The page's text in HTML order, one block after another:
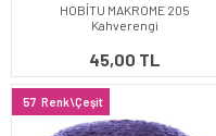
HOBİTU MAKROME 205
Kahverengi
45,00 TL
57 Renk\Çeşit